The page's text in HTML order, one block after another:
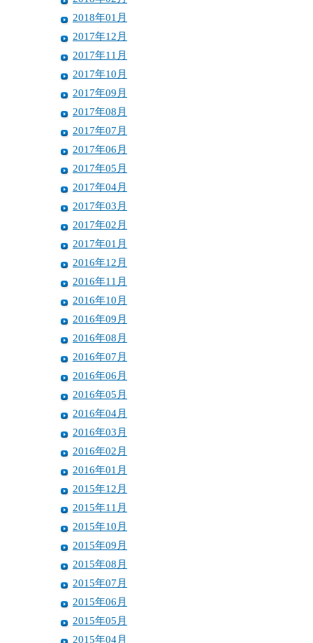
2018年01月
2017年12月
2017年11月
2017年10月
2017年09月
2017年08月
2017年07月
2017年06月
2017年05月
2017年04月
2017年03月
2017年02月
2017年01月
2016年12月
2016年11月
2016年10月
2016年09月
2016年08月
2016年07月
2016年06月
2016年05月
2016年04月
2016年03月
2016年02月
2016年01月
2015年12月
2015年11月
2015年10月
2015年09月
2015年08月
2015年07月
2015年06月
2015年05月
2015年04月